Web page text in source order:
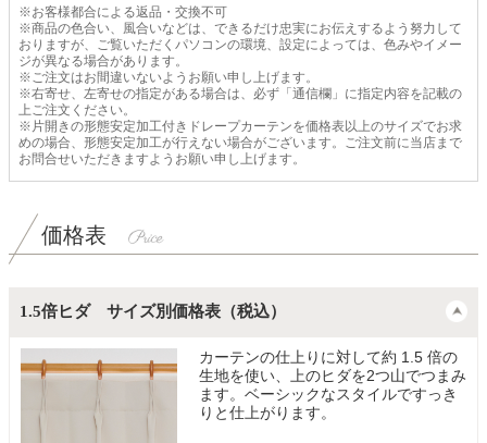
※お客様都合による返品・交換不可
※商品の色合い、風合いなどは、できるだけ忠実にお伝えするよう努力して
おりますが、ご覧いただくパソコンの環境、設定によっては、色みやイメー
ジが異なる場合があります。
※ご注文はお間違いないようお願い申し上げます。
※右寄せ、左寄せの指定がある場合は、必ず「通信欄」に指定内容を記載の
上ご注文ください。
※片開きの形態安定加工付きドレープカーテンを価格表以上のサイズでお求
めの場合、形態安定加工が行えない場合がございます。ご注文前に当店まで
お問合せいただきますようお願い申し上げます。
価格表
1.5倍ヒダ サイズ別価格表（税込）
カーテンの仕上りに対して約 1.5 倍の
生地を使い、上のヒダを2つ山でつまみ
ます。ベーシックなスタイルですっき
りと仕上がります。